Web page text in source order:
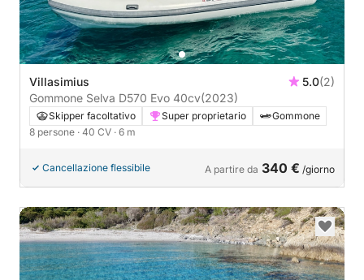
Villasimius 5.0(2)
Gommone Selva D570 Evo 40cv(2023)
Skipper facoltativo Super proprietario
Gommone
8 persone · 40 CV · 6 m
Cancellazione flessibile A partire da 340 € /giorno